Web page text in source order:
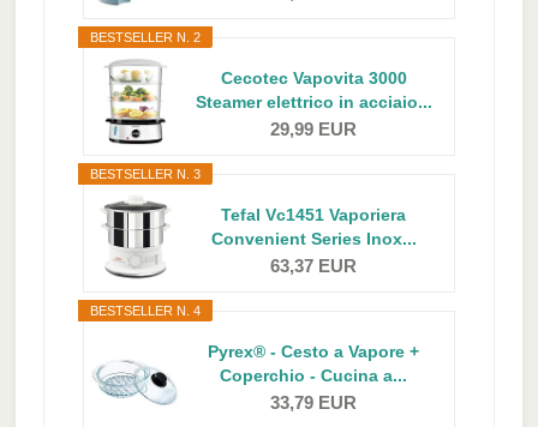
BESTSELLER N. 2
Cecotec Vapovita 3000
Steamer elettrico in acciaio...
29,99 EUR
BESTSELLER N. 3
Tefal Vc1451 Vaporiera
Convenient Series Inox...
63,37 EUR
BESTSELLER N. 4
Pyrex® - Cesto a Vapore +
Coperchio - Cucina a...
33,79 EUR